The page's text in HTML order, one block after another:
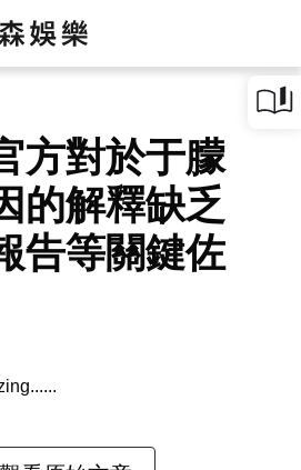
方對於于朦
的解釋缺乏
告等關鍵佐